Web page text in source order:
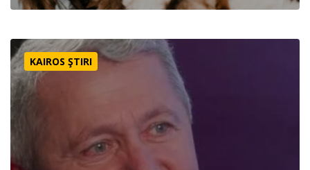
Ne rugăm pentru poporul fulanii din Nigeria |
KAIROS ŞTIRI